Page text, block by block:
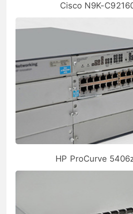
Cisco N9K-
HP ProCurve